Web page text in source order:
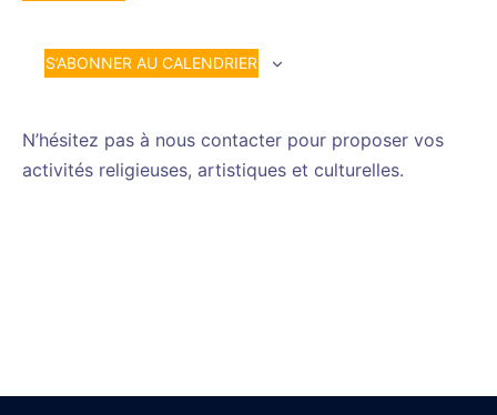
S’ABONNER AU CALENDRIER
N’hésitez pas à nous contacter pour proposer vos
activités religieuses, artistiques et culturelles.